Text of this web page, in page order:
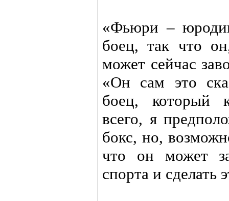
«Фьюри –
боец, так что
может сейчас
«Он сам это
боец, который
всего, я
бокс, но,
что он может
спорта и сделать